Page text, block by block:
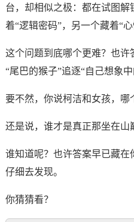
台，却相似之极：都在试图
着“逻辑密码”，另一个藏着“心
这个问题到底哪个更难？也
“尾巴的猴子”追逐“自己想象
要不然，你说柯洁和女孩，哪
还是说，谁才是真正那坐在山
谁知道呢？也许答案早已藏
仔细去发现。
你猜猜看？